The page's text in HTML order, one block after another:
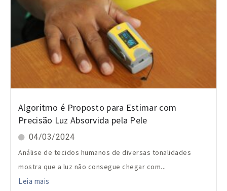
Algoritmo é Proposto para Estimar com
Precisão Luz Absorvida pela Pele
04/03/2024
Análise de tecidos humanos de diversas tonalidades
mostra que a luz não consegue chegar com...
Leia mais